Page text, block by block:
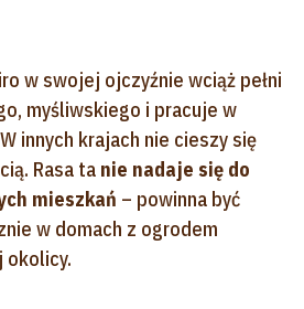
w swojej ojczyźnie wciąż pełni
myśliwskiego i pracuje w
innych krajach nie cieszy się
Rasa ta nie nadaje się do
mieszkań – powinna być
w domach z ogrodem
okolicy.